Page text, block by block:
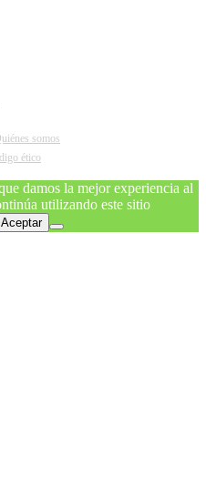
somos
ético
damos la mejor experiencia al
utilizando este sitio
Aceptar